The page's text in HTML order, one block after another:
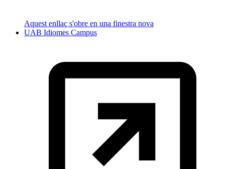
Aquest enllaç s'obre en una finestra nova
UAB Idiomes Campus